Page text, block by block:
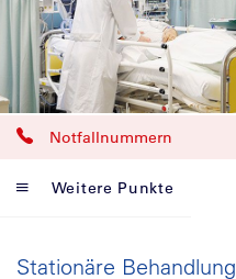
Notfallnummern
Weitere Punkte
Stationäre Behandlung